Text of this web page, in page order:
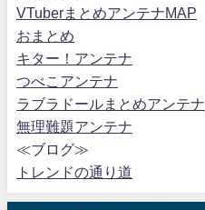
VTuberまとめアンテナMAP
おまとめ
キター！アンテナ
つべこアンテナ
ラブラドールまとめアンテナ
無理難題アンテナ
≪ブログ≫
トレンドの通り道